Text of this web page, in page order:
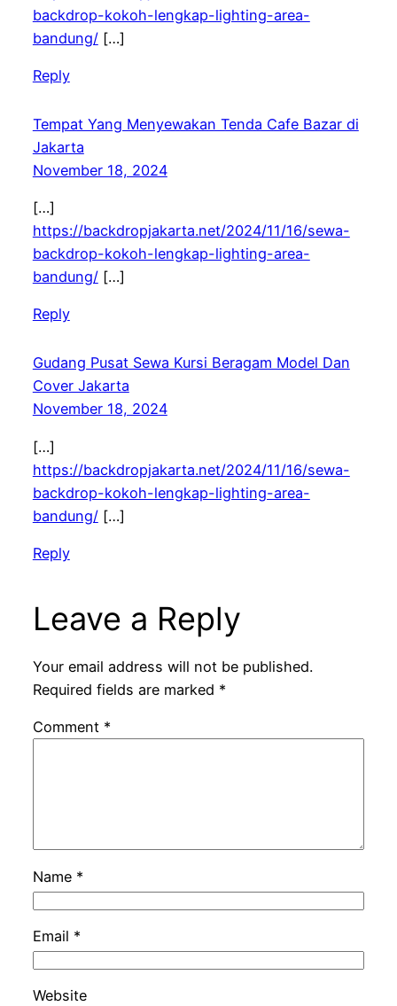
backdrop-kokoh-lengkap-lighting-area-
bandung/[…]
Reply
Tempat Yang Menyewakan Tenda Cafe Bazar di
Jakarta
November 18, 2024
[…]
https://backdropjakarta.net/2024/11/16/sewa-
backdrop-kokoh-lengkap-lighting-area-
bandung/[…]
Reply
Gudang Pusat Sewa Kursi Beragam Model Dan
Cover Jakarta
November 18, 2024
[…]
https://backdropjakarta.net/2024/11/16/sewa-
backdrop-kokoh-lengkap-lighting-area-
bandung/[…]
Reply
Leave a Reply
Your email address will not be published.
Required fields are marked *
Comment *
Name *
Email *
Website